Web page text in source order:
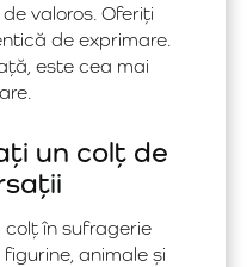
valoros. Oferiți
de exprimare.
este cea mai
un colț de
în sufragerie
animale și